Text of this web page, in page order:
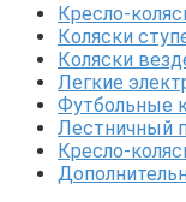
Кресло-
Коляски
Коляски
Легкие
Футбольные
Лестничный
Кресло-